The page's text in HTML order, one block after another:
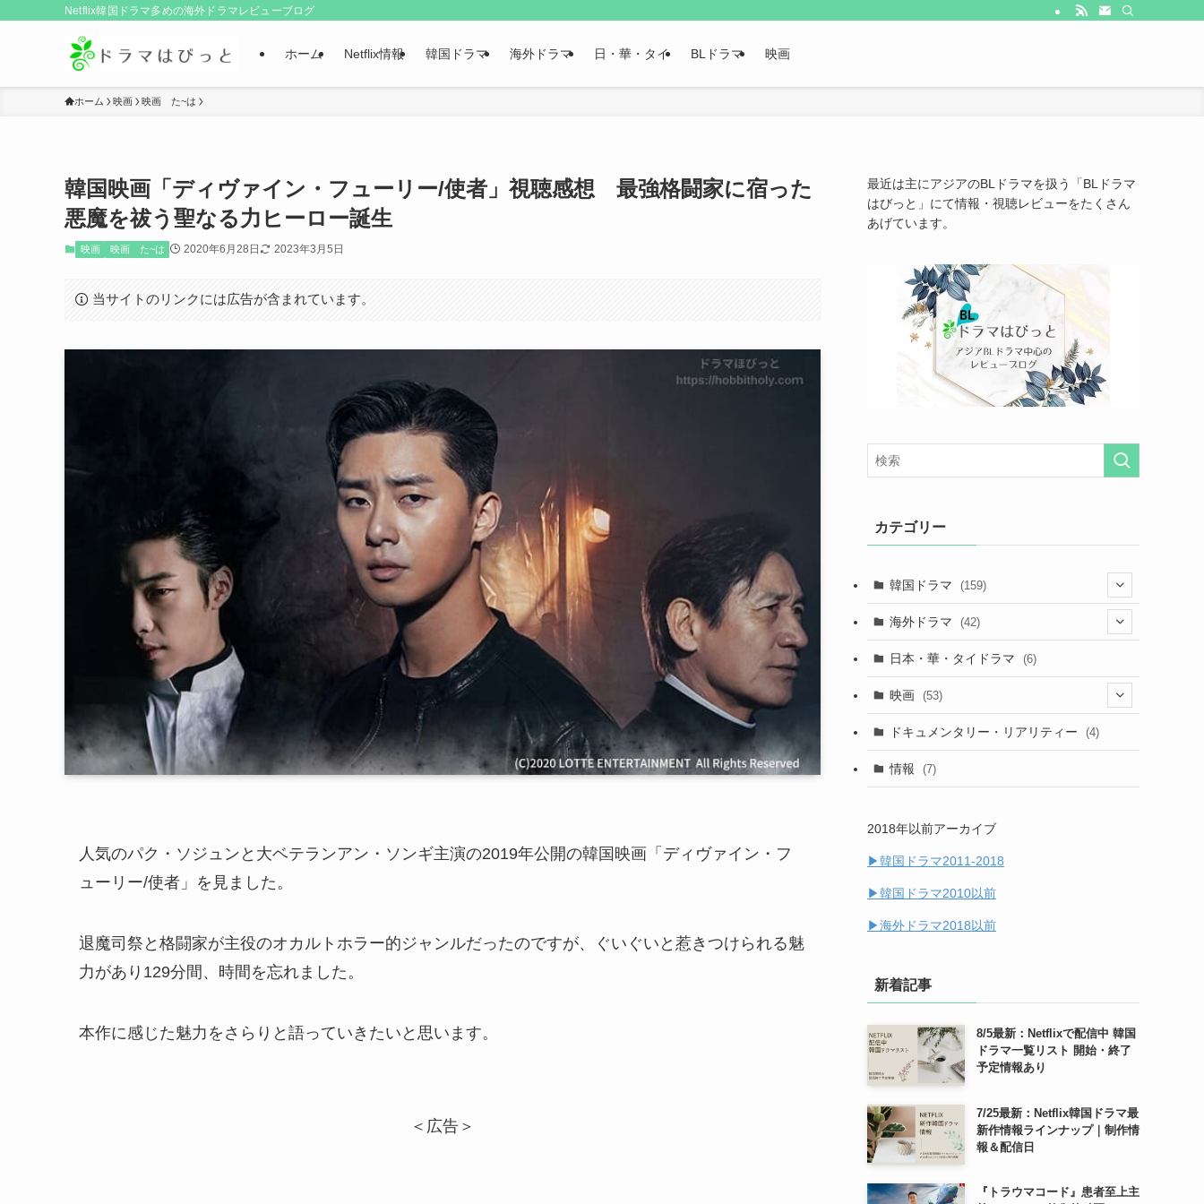
Netflix韓国ドラマ多めの海外ドラマレビューブログ
ホーム Netflix情報 韓国ドラマ 海外ドラマ 日・華・タイ BLドラマ 映画
ホーム 映画 映画 た~は
韓国映画「ディヴァイン・フューリー/使者」視聴感想 最強格闘家に宿った
悪魔を祓う聖なる力ヒーロー誕生
映画 映画 た~は 2020年6月28日 2023年3月5日
当サイトのリンクには広告が含まれています。
人気のパク・ソジュンと大ベテランアン・ソンギ主演の2019年公開の韓国映画「ディヴァイン・フ
ューリー/使者」を見ました。
退魔司祭と格闘家が主役のオカルトホラー的ジャンルだったのですが、ぐいぐいと惹きつけられる魅
力があり129分間、時間を忘れました。
本作に感じた魅力をさらりと語っていきたいと思います。
＜広告＞
最近は主にアジアのBLドラマを扱う「BLドラマ
はびっと」にて情報・視聴レビューをたくさん
あげています。
カテゴリー
韓国ドラマ (159)
(25)
(27)
(25)
海外ドラマ (42)
(7)
(18)
日本・華・タイドラマ (6)
映画 (53)
(9)
(14)
(7)
ドキュメンタリー・リアリティー (4)
情報 (7)
2018年以前アーカイブ
▶︎韓国ドラマ2011-2018
▶︎韓国ドラマ2010以前
▶︎海外ドラマ2018以前
新着記事
8/5最新：Netflixで配信中 韓国
ドラマ一覧リスト 開始・終了
予定情報あり
7/25最新：Netflix韓国ドラマ最
新作情報ラインナップ｜制作情
報＆配信日
『トラウマコード』患者至上主